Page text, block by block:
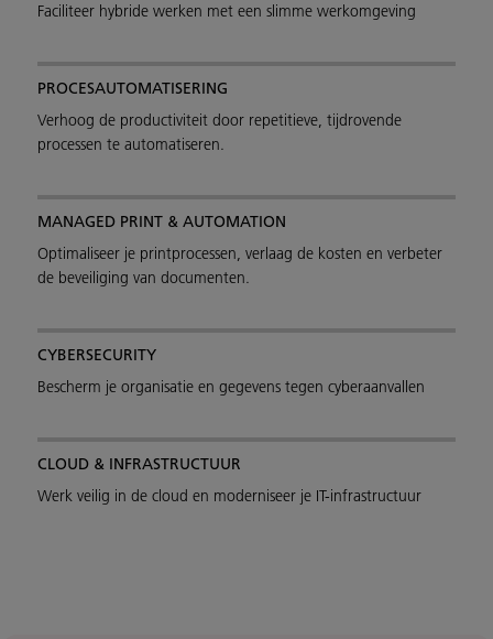
Faciliteer hybride werken met een slimme werkomgeving
PROCESAUTOMATISERING
Verhoog de productiviteit door repetitieve, tijdrovende
processen te automatiseren.
MANAGED PRINT & AUTOMATION
Optimaliseer je printprocessen, verlaag de kosten en verbeter
de beveiliging van documenten.
CYBERSECURITY
Bescherm je organisatie en gegevens tegen cyberaanvallen
CLOUD & INFRASTRUCTUUR
Werk veilig in de cloud en moderniseer je IT-infrastructuur